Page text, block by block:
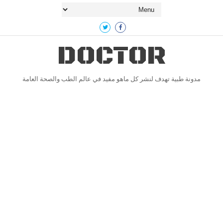
DOCTOR
مدونة طبية تهدف لنشر كل ماهو مفيد في عالم الطب والصحة العامة